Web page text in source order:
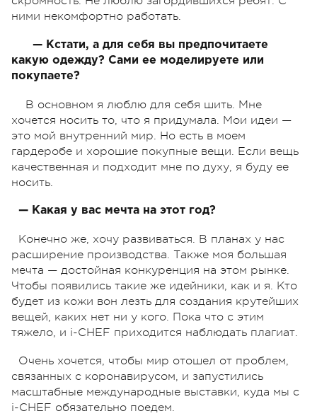
ними некомфортно работать.
— Кстати, а для себя вы предпочитаете
какую одежду? Сами ее моделируете или
покупаете?
В основном я люблю для себя шить. Мне
хочется носить то, что я придумала. Мои идеи —
это мой внутренний мир. Но есть в моем
гардеробе и хорошие покупные вещи. Если вещь
качественная и подходит мне по духу, я буду ее
носить.
— Какая у вас мечта на этот год?
Конечно же, хочу развиваться. В планах у нас
расширение производства. Также моя большая
мечта — достойная конкуренция на этом рынке.
Чтобы появились такие же идейники, как и я. Кто
будет из кожи вон лезть для создания крутейших
вещей, каких нет ни у кого. Пока что с этим
тяжело, и i-CHEF приходится наблюдать плагиат.
Очень хочется, чтобы мир отошел от проблем,
связанных с коронавирусом, и запустились
масштабные международные выставки, куда мы с
i-CHEF обязательно поедем.